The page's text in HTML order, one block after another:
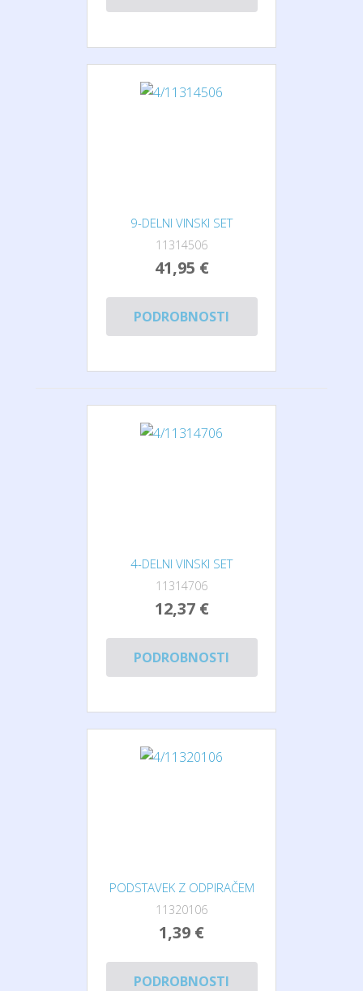
9-DELNI VINSKI SET
11314506
41,95 €
PODROBNOSTI
4-DELNI VINSKI SET
11314706
12,37 €
PODROBNOSTI
PODSTAVEK Z ODPIRAČEM
11320106
1,39 €
PODROBNOSTI